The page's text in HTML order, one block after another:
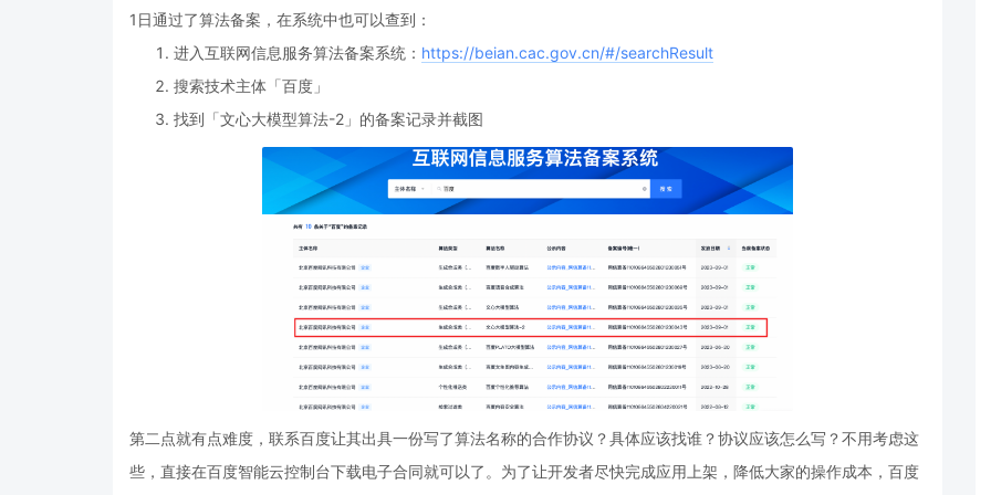
1日通过了算法备案，在系统中也可以查到：
进入互联网信息服务算法备案系统： https://beian.cac.gov.cn/#/searchResult
搜索技术主体「百度」
找到「文心大模型算法-2」的备案记录并截图
第二点就有点难度，联系百度让其出具一份写了算法名称的合作协议？具体应该找谁？协议应该怎么写？不用考虑这
些，直接在百度智能云控制台下载电子合同就可以了。为了让开发者尽快完成应用上架，降低大家的操作成本，百度